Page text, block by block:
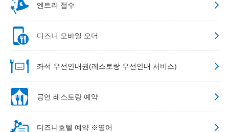
엔트리 접수
디즈니 모바일 오더
좌석 우선안내권(레스토랑 우선안내 서비스)
공연 레스토랑 예약
디즈니호텔 예약 ※영어